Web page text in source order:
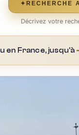
✦ RECHERCHE
Décrivez votre
en France, jusqu'à